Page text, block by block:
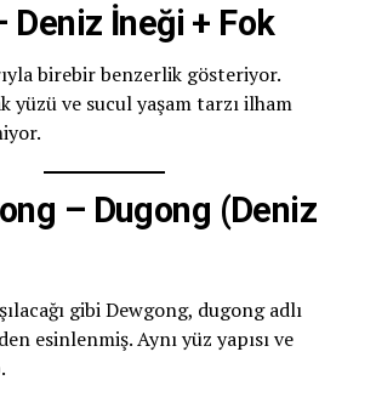
Deniz İneği + Fok
birebir benzerlik gösteriyor.
yüzü ve sucul yaşam tarzı ilham
– Dugong (Deniz
gibi Dewgong, dugong adlı
esinlenmiş. Aynı yüz yapısı ve